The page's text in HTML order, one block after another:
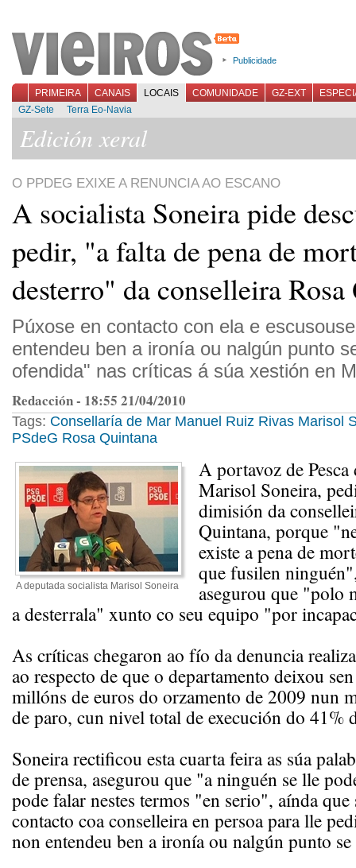
Publicidade
PRIMEIRA CANAIS LOCAIS COMUNIDADE GZ-EXT
GZ-Sete
Terra Eo-Navia
Edición xeral
O PPDEG EXIXE A RENUNCIA AO ESCANO
A socialista Soneira pide
pedir, "a falta de pena de
desterro" da conselleira Rosa
Púxose en contacto con ela e
entendeu ben a ironía ou nalgún punto
ofendida" nas críticas á súa xestión en
Redacción - 18:55 21/04/2010
Tags: Consellaría de Mar Manuel Ruiz Rivas Marisol
PSdeG Rosa Quintana
A deputada socialista Marisol Soneira
A portavoz de
Marisol Soneira,
dimisión da
Quintana, porque
existe a pena de
que fusilen
asegurou que "polo
a desterrala" xunto co seu equipo "por
As críticas chegaron ao fío da denuncia
ao respecto de que o departamento deixou
millóns de euros do orzamento de 2009 nun
de paro, cun nivel total de execución do 41%
Soneira rectificou esta cuarta feira as súa
de prensa, asegurou que "a ninguén se lle
pode falar nestes termos "en serio", aínda que
contacto coa conselleira en persoa para lle
non entendeu ben a ironía ou nalgún punto